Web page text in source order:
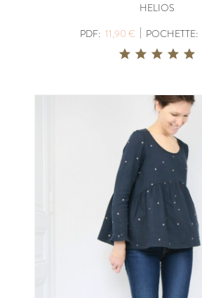
HELIOS
PDF: 11,90 € | POCHETTE: